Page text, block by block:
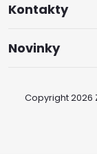
Kontakty
Novinky
Copyright 2026